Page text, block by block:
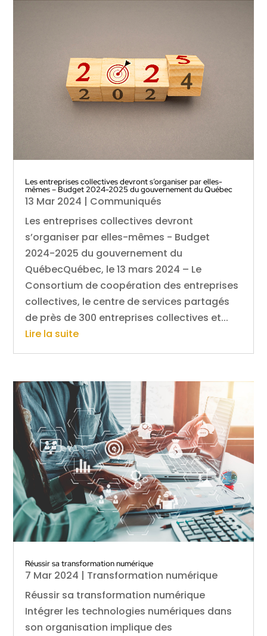
Les entreprises collectives devront s’organiser par elles-
mêmes – Budget 2024-2025 du gouvernement du Québec
13 Mar 2024 | Communiqués
Les entreprises collectives devront
s’organiser par elles-mêmes - Budget
2024-2025 du gouvernement du
QuébecQuébec, le 13 mars 2024 – Le
Consortium de coopération des entreprises
collectives, le centre de services partagés
de près de 300 entreprises collectives et...
Lire la suite
Réussir sa transformation numérique
7 Mar 2024 | Transformation numérique
Réussir sa transformation numérique
Intégrer les technologies numériques dans
son organisation implique des